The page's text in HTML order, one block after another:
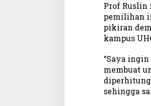
Prof Ruslin
pemilihan
pikiran
kampus
“Saya
membuat
sehingga